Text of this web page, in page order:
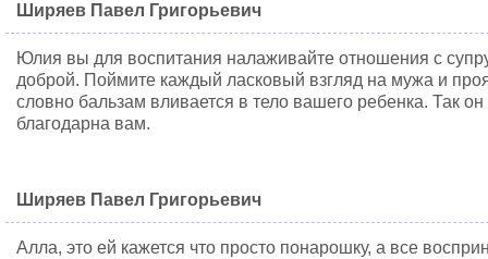
Ширяев Павел Григорьевич
Юлия вы для воспитания налаживайте отношения с
доброй. Поймите каждый ласковый взгляд на мужа и
словно бальзам вливается в тело вашего ребенка. Так
благодарна вам.
Ширяев Павел Григорьевич
Алла, это ей кажется что просто понарошку, а все